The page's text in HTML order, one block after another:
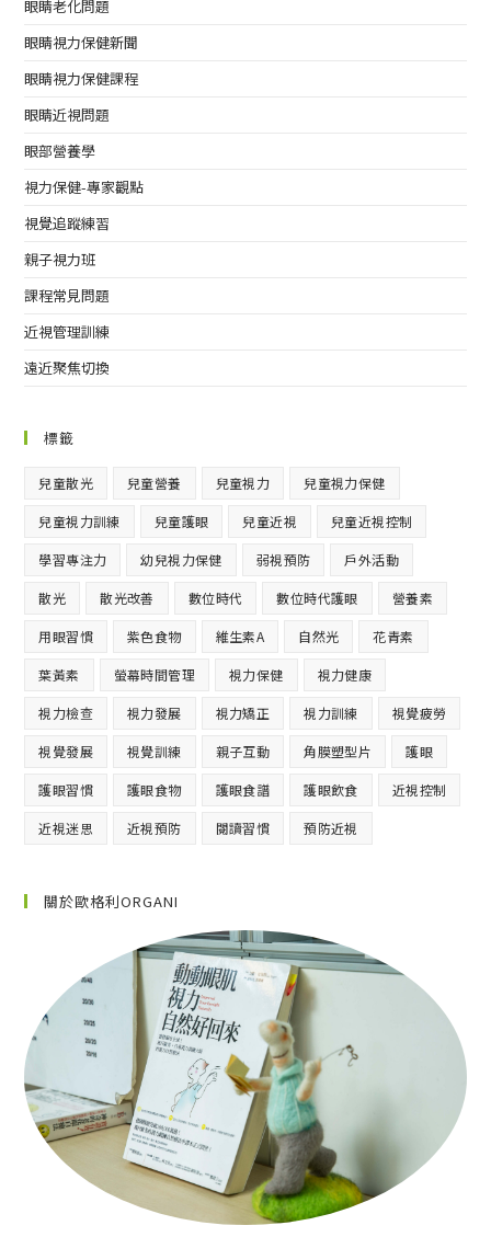
眼睛老化問題
眼睛視力保健新聞
眼睛視力保健課程
眼睛近視問題
眼部營養學
視力保健-專家觀點
視覺追蹤練習
親子視力班
課程常見問題
近視管理訓練
遠近聚焦切換
標籤
兒童散光 兒童營養 兒童視力 兒童視力保健
兒童視力訓練 兒童護眼 兒童近視 兒童近視控制
學習專注力 幼兒視力保健 弱視預防 戶外活動
散光 散光改善 數位時代 數位時代護眼 營養素
用眼習慣 紫色食物 維生素A 自然光 花青素
葉黃素 螢幕時間管理 視力保健 視力健康
視力檢查 視力發展 視力矯正 視力訓練 視覺疲勞
視覺發展 視覺訓練 親子互動 角膜塑型片 護眼
護眼習慣 護眼食物 護眼食譜 護眼飲食 近視控制
近視迷思 近視預防 閱讀習慣 預防近視
關於歐格利ORGANI